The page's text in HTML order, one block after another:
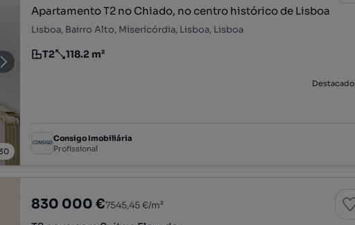
Apartamento T2 no Chiado, no centro histórico de Lisboa
Lisboa, Bairro Alto, Misericórdia, Lisboa, Lisboa
Tipologia
T2
Preço por metro quadrado
118.2 m²
Destacado
Consigo Imobiliária
Profissional
830 000 €7545,45 €/m²